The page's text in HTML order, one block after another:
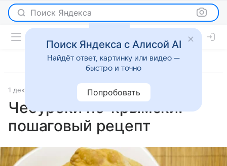
Поиск Яндекса
1 декабря 2025 Рецепты
Чебуреки по-крымски:
пошаговый рецепт
Поиск Яндекса с Алисой AI
Найдёт ответ, картинку или видео —
быстро и точно
Попробовать